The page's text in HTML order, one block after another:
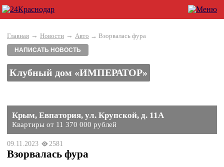
Главная → Новости → Авто → Взорвалась фура
НАПИСАТЬ НОВОСТЬ
Клубный дом «ИМПЕРАТОР»
Крым, Евпатория, ул. Крупской, д. 11А
Квартиры от 11 370 000 рублей
09.11.2023 2581
Взорвалась фура